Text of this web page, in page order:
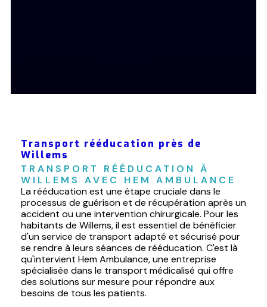
Transport rééducation près de
Willems
TRANSPORT RÉÉDUCATION À
WILLEMS AVEC HEM AMBULANCE
La rééducation est une étape cruciale dans le
processus de guérison et de récupération après un
accident ou une intervention chirurgicale. Pour les
habitants de Willems, il est essentiel de bénéficier
d'un service de transport adapté et sécurisé pour
se rendre à leurs séances de rééducation. C'est là
qu'intervient Hem Ambulance, une entreprise
spécialisée dans le transport médicalisé qui offre
des solutions sur mesure pour répondre aux
besoins de tous les patients.